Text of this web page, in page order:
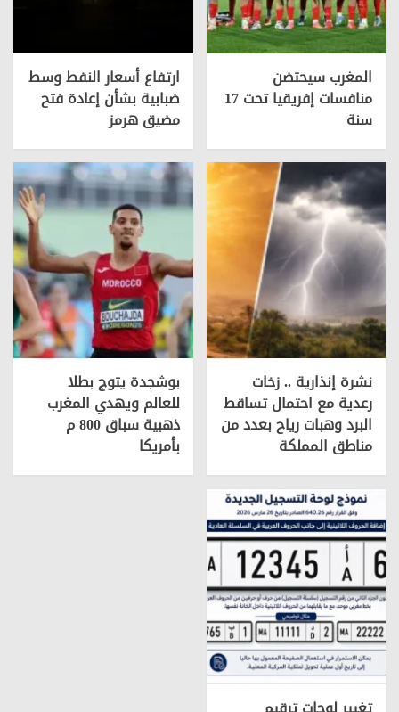
المغرب سيحتضن
منافسات إفريقيا تحت 17
سنة
ارتفاع أسعار النفط وسط
ضبابية بشأن إعادة فتح
مضيق هرمز
نشرة إنذارية .. زخات
رعدية مع احتمال تساقط
البرد وهبات رياح بعدد من
مناطق المملكة
بوشجدة يتوج بطلا
للعالم ويهدي المغرب
ذهبية سباق 800 م
بأمريكا